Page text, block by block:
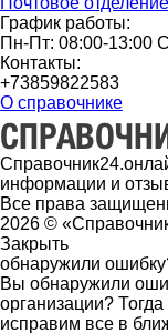
График работы:
Пн-Пт: 08:00-13:00
Контакты:
+73859822583
О справочнике
информации и
Все права
2026 ©
Закрыть
обнаружили
Вы обнаружили
организации?
исправим все в